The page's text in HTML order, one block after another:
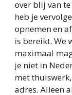
over blij van
heb je
opnemen en
is bereikt. We
maximaal
je niet in
met
adres. Alleen